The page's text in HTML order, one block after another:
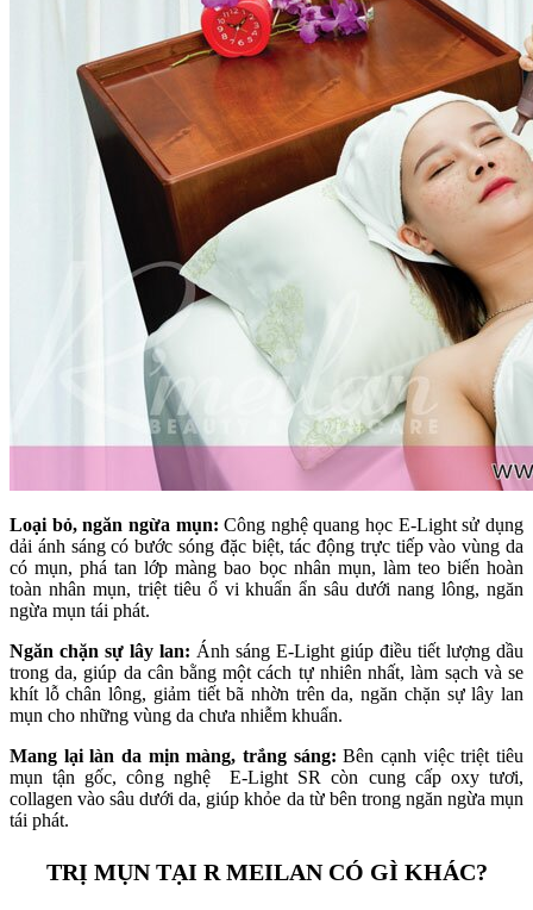
Loại bỏ, ngăn ngừa mụn: Công nghệ quang học E-Light sử dụng
dải ánh sáng có bước sóng đặc biệt, tác động trực tiếp vào vùng da
có mụn, phá tan lớp màng bao bọc nhân mụn, làm teo biến hoàn
toàn nhân mụn, triệt tiêu ổ vi khuẩn ẩn sâu dưới nang lông, ngăn
ngừa mụn tái phát.
Ngăn chặn sự lây lan: Ánh sáng E-Light giúp điều tiết lượng dầu
trong da, giúp da cân bằng một cách tự nhiên nhất, làm sạch và se
khít lỗ chân lông, giảm tiết bã nhờn trên da, ngăn chặn sự lây lan
mụn cho những vùng da chưa nhiễm khuẩn.
Mang lại làn da mịn màng, trắng sáng: Bên cạnh việc triệt tiêu
mụn tận gốc, công nghệ E-Light SR còn cung cấp oxy tươi,
collagen vào sâu dưới da, giúp khỏe da từ bên trong ngăn ngừa mụn
tái phát.
TRỊ MỤN TẠI R MEILAN CÓ GÌ KHÁC?